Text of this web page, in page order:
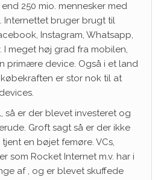
250 mio. mennesker med
Internettet bruger brugt til
Instagram, Whatsapp,
I meget høj grad fra mobilen,
primære device. Også i et land
er stor nok til at
så er der blevet investeret og
Groft sagt så er der ikke
en bøjet femøre. VCs,
som Rocket Internet m.v. har i
af , og er blevet skuffede